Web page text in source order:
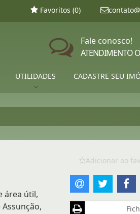
Favoritos (0)
UTILIDADES CADASTRE SEU
Fale conosco!
ATENDIMENTO
área útil,
Adicionar ao